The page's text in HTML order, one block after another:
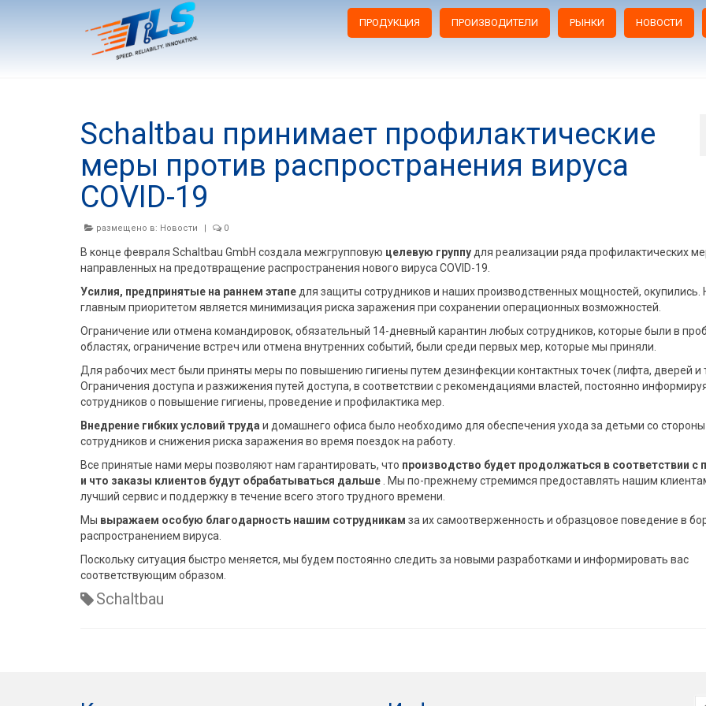
ПРОДУКЦИЯ ПРОИЗВОДИТЕЛИ РЫНКИ НОВОСТИ
Schaltbau принимает профилактические
меры против распространения вируса
COVID-19
размещено в: Новости | 0
В конце февраля Schaltbau GmbH создала межгрупповую целевую группу для реализации ряда профилактических
направленных на предотвращение распространения нового вируса COVID-19.
Усилия, предпринятые на раннем этапе для защиты сотрудников и наших производственных мощностей,
главным приоритетом является минимизация риска заражения при сохранении операционных возможностей.
Ограничение или отмена командировок, обязательный 14-дневный карантин любых сотрудников, которые были в
областях, ограничение встреч или отмена внутренних событий, были среди первых мер, которые мы приняли.
Для рабочих мест были приняты меры по повышению гигиены путем дезинфекции контактных точек (лифта, дверей и
Ограничения доступа и разжижения путей доступа, в соответствии с рекомендациями властей, постоянно
сотрудников о повышение гигиены, проведение и профилактика мер.
Внедрение гибких условий труда и домашнего офиса было необходимо для обеспечения ухода за детьми со стороны
сотрудников и снижения риска заражения во время поездок на работу.
Все принятые нами меры позволяют нам гарантировать, что производство будет продолжаться в соответствии с
и что заказы клиентов будут обрабатываться дальше
. Мы по-прежнему стремимся предоставлять нашим
лучший сервис и поддержку в течение всего этого трудного времени.
Мы выражаем особую благодарность нашим сотрудникам за их самоотверженность и образцовое поведение в
распространением вируса.
Поскольку ситуация быстро меняется, мы будем постоянно следить за новыми разработками и информировать вас
соответствующим образом.
Schaltbau